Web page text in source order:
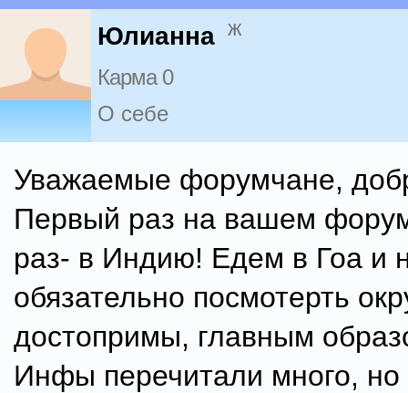
Юлианна ж
Карма 0
О себе
Уважаемые форумчане,
Первый раз на вашем
раз- в Индию! Едем в Гоа и
обязательно посмотерть
достопримы, главным
Инфы перечитали много, но